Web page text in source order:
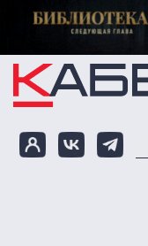
Перейти к